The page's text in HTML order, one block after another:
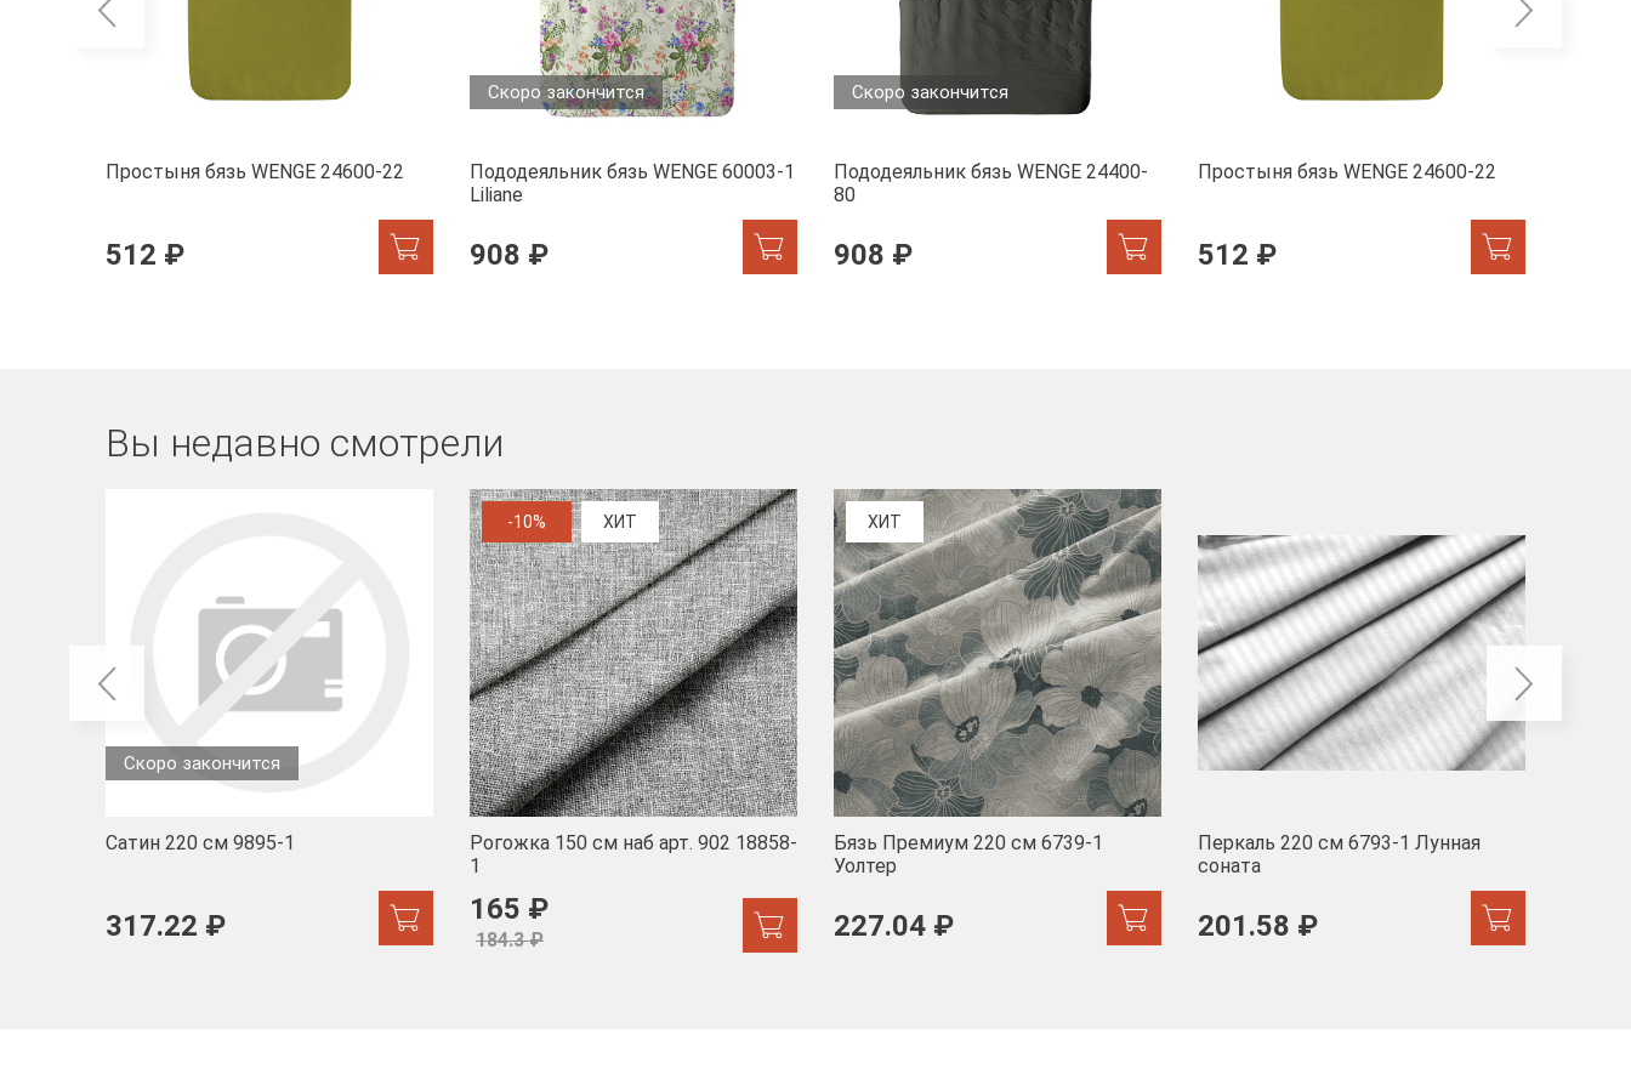
Простыня бязь WENGE 24600-22
512 ₽
Скоро закончится
Пододеяльник бязь WENGE 60003-1
Liliane
908 ₽
Скоро закончится
Пододеяльник бязь WENGE 24400-
80
908 ₽
Простыня бязь WENGE 24600-22
512 ₽
Вы недавно смотрели
Скоро закончится
Сатин 220 см 9895-1
317.22 ₽
-10% ХИТ
Рогожка 150 см наб арт. 902 18858-
1
165 ₽
184.3 ₽
ХИТ
Бязь Премиум 220 см 6739-1
Уолтер
227.04 ₽
Перкаль 220 см 6793-1 Лунная
соната
201.58 ₽